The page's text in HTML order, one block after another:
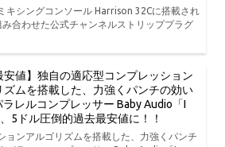
キシングコンソール Harrison 32Cに搭載され
合わせた公式チャンネルストリッププラグ
安値】独自の適応型コンプレッション
ズムを搭載した、力強くパンチの効い
レルコンプレッサー Baby Audio「I
5ドル圧倒的過去最安値に！！
ョンアルゴリズムを搭載した、力強くパンチ